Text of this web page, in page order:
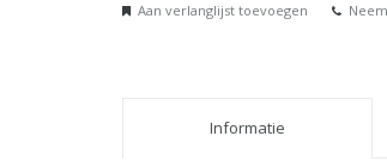
Aan verlanglijst toevoegen
Informatie